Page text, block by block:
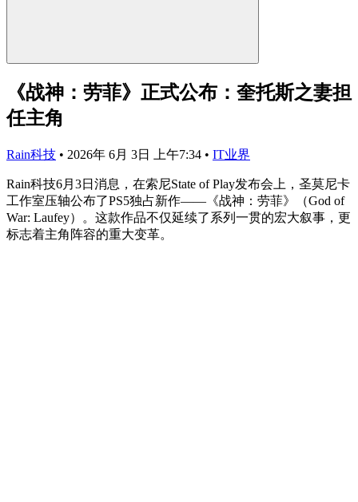
《战神：劳菲》正式公布：奎托斯之妻担
任主角
Rain科技 • 2026年 6月 3日 上午7:34 • IT业界
Rain科技6月3日消息，在索尼State of Play发布会上，圣莫尼卡
工作室压轴公布了PS5独占新作——《战神：劳菲》（God of
War: Laufey）。这款作品不仅延续了系列一贯的宏大叙事，更
标志着主角阵容的重大变革。